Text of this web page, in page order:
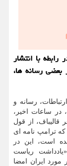
با انتشار
رسانه ها،
رسانه و
در ساعات اخیر،
قالیباف، از قول
ترامپ نامه ای
است، این در
ریاست
ایران امضا